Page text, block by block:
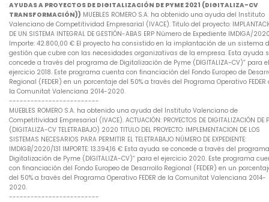
AYUDAS A PROYECTOS DE DIGITALIZACIÓN DE PYME 2021 (DIGITALIZA-CV
TRANSFORMACIÓN)) MUEBLES ROMERO S.A. ha obtenido una ayuda del Instituto
Valenciano de Competitividad Empresarial (IVACE). Titulo del proyecto:
DE UN SISTEMA INTEGRAL DE GESTIÓN-ABAS ERP Número de Expediente IMDIGA/
Importe: 42.800,00 € El proyecto ha consistido en la implantación de un sistema
gestión que cubre con las necesidades organizativas de la empresa. Esta ayuda
concede a través del programa de Digitalización de Pyme (DIGITALIZA-CV)” para el
ejercicio 2018. Este programa cuenta con financiación del Fondo Europeo de
Regional (FEDER) en un porcentaje del 50% a través del Programa Operativo FEDER
la Comunitat Valenciana 2014-2020.
-------------------------
MUEBLES ROMERO S.A. ha obtenido una ayuda del Instituto Valenciano de
Competitividad Empresarial (IVACE). ACTUACIÓN: PROYECTOS DE DIGITALIZACIÓN DE
(DIGITALIZA-CV TELETRABAJO) 2020 TITULO DEL PROYECTO: IMPLEMENTACION DE LOS
SISTEMAS NECESARIOS PARA PERMITIR EL TELETRABAJO NÚMERO DE EXPEDIENTE:
IMDIGB/2020/131 IMPORTE: 13.394,16 € Esta ayuda se concede a través del
Digitalización de Pyme (DIGITALIZA-CV)” para el ejercicio 2020. Este programa
con financiación del Fondo Europeo de Desarrollo Regional (FEDER) en un
del 50% a través del Programa Operativo FEDER de la Comunitat Valenciana 2014-
2020.
-------------------------